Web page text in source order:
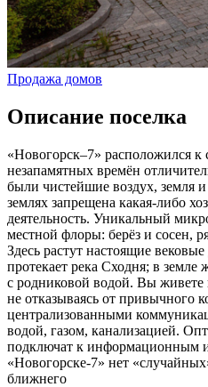
Продажа домов
Описание поселка
«Новогорск–7» расположился
незапамятных времён
были чистейшие воздух, земля
землях запрещена какая-либо
деятельность. Уникальный
местной флоры: берёз и сосен,
Здесь растут настоящие
протекает река Сходня; в земле
с родниковой водой. Вы
не отказываясь от привычного
централизованными
водой, газом, канализацией.
подключат к информационным
«Новогорске-7» нет
ближнего